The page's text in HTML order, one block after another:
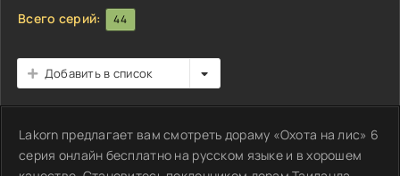
Всего серий:
44
Добавить в список
Lakorn предлагает вам смотреть дораму «Охота на лис» 6
серия онлайн бесплатно на русском языке и в хорошем